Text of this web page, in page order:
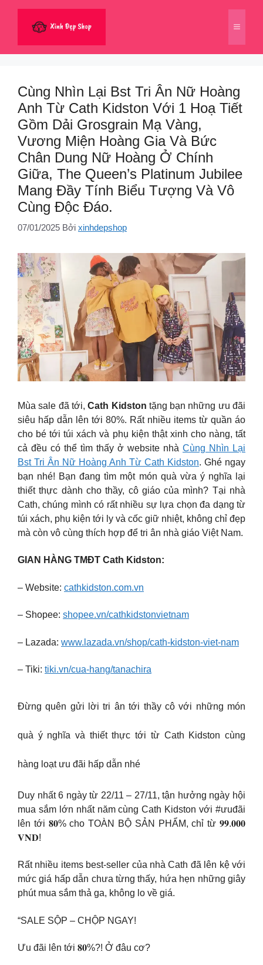
dung
Menu
Cùng Nhìn Lại Bst Tri Ân Nữ Hoàng
Anh Từ Cath Kidston Với 1 Hoạ Tiết
Gồm Dải Grosgrain Mạ Vàng,
Vương Miện Hoàng Gia Và Bức
Chân Dung Nữ Hoàng Ở Chính
Giữa, The Queen’s Platinum Jubilee
Mang Đầy Tính Biểu Tượng Và Vô
Cùng Độc Đáo.
07/01/2025 Bởi xinhdepshop
Mùa sale đã tới,Cath Kidston tặng bạn những ưu đãi
siêu hấp dẫn lên tới 80%. Rất nhiều items từ quần áo
cho bé tới túi xách và phụ kiện thật xinh cho nàng, tất
cả đều có thể tìm thấy ở website nhà Cùng Nhìn Lại
Bst Tri Ân Nữ Hoàng Anh Từ Cath Kidston. Ghé ngay
bạn nhé! Bạn đang tìm một món quà vừa ý nghĩa lại
thiết thực dành cho thầy, cô giáo của mình? Tại nhà
Cath, chúng mình có rất nhiều sự lựa chọn đa dạng từ
túi xách, phụ kiện tới ly và cốc giữ nhiệt, không chỉ đẹp
mà còn vô cùng thích hợp để tri ân nhà giáo Việt Nam.
GIAN HÀNG TMĐT Cath Kidston:
– Website: cathkidston.com.vn
– Shopee: shopee.vn/cathkidstonvietnam
– Lazada: www.lazada.vn/shop/cath-kidston-viet-nam
– Tiki: tiki.vn/cua-hang/tanachira
Đừng quên gửi lời tri ân tới thầy cô với những món
quà ý nghĩa và thiết thực tới từ Cath Kidston cùng
hàng loạt ưu đãi hấp dẫn nhé
Duy nhất 6 ngày từ 22/11 – 27/11, tận hưởng ngày hội
mua sắm lớn nhất năm cùng Cath Kidston với #ưuđãi
lên tới 𝟖𝟎% cho TOÀN BỘ SẢN PHẨM, chỉ từ 𝟗𝟗.𝟎𝟎𝟎
𝐕𝐍𝐃!
Rất nhiều items best-seller của nhà Cath đã lên kệ với
mức giá hấp dẫn chưa từng thấy, hứa hẹn những giây
phút mua sắm thả ga, không lo về giá.
“SALE SỘP – CHỘP NGAY!
Ưu đãi lên tới 𝟖𝟎%?! Ở đâu cơ?